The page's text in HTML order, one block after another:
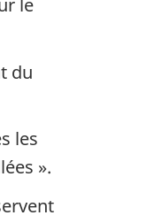
le
du
les
».